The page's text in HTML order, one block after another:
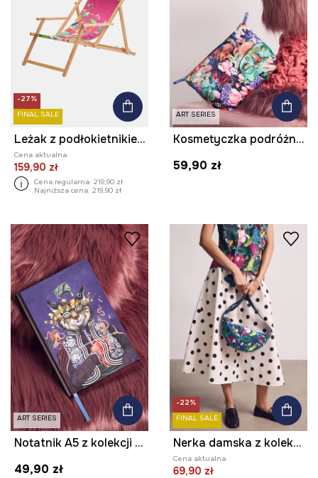
-27%
FINAL SALE
Leżak z podłokietnikiem z drewna bukowego z kolekcji Kit Mizeres x Medicine
Cena aktualna:
159,90 zł
Cena regularna: 219,90 zł
Najniższa cena: 219,90 zł
ART SERIES
Kosmetyczka podróżna z kolekcji Kit Mizeres x Medicine
59,90 zł
ART SERIES
Notatnik A5 z kolekcji Kit Mizeres x Medicine
49,90 zł
-22%
FINAL SALE
Nerka damska z kolekcji Kit Mizeres x Medicine
Cena aktualna:
69,90 zł